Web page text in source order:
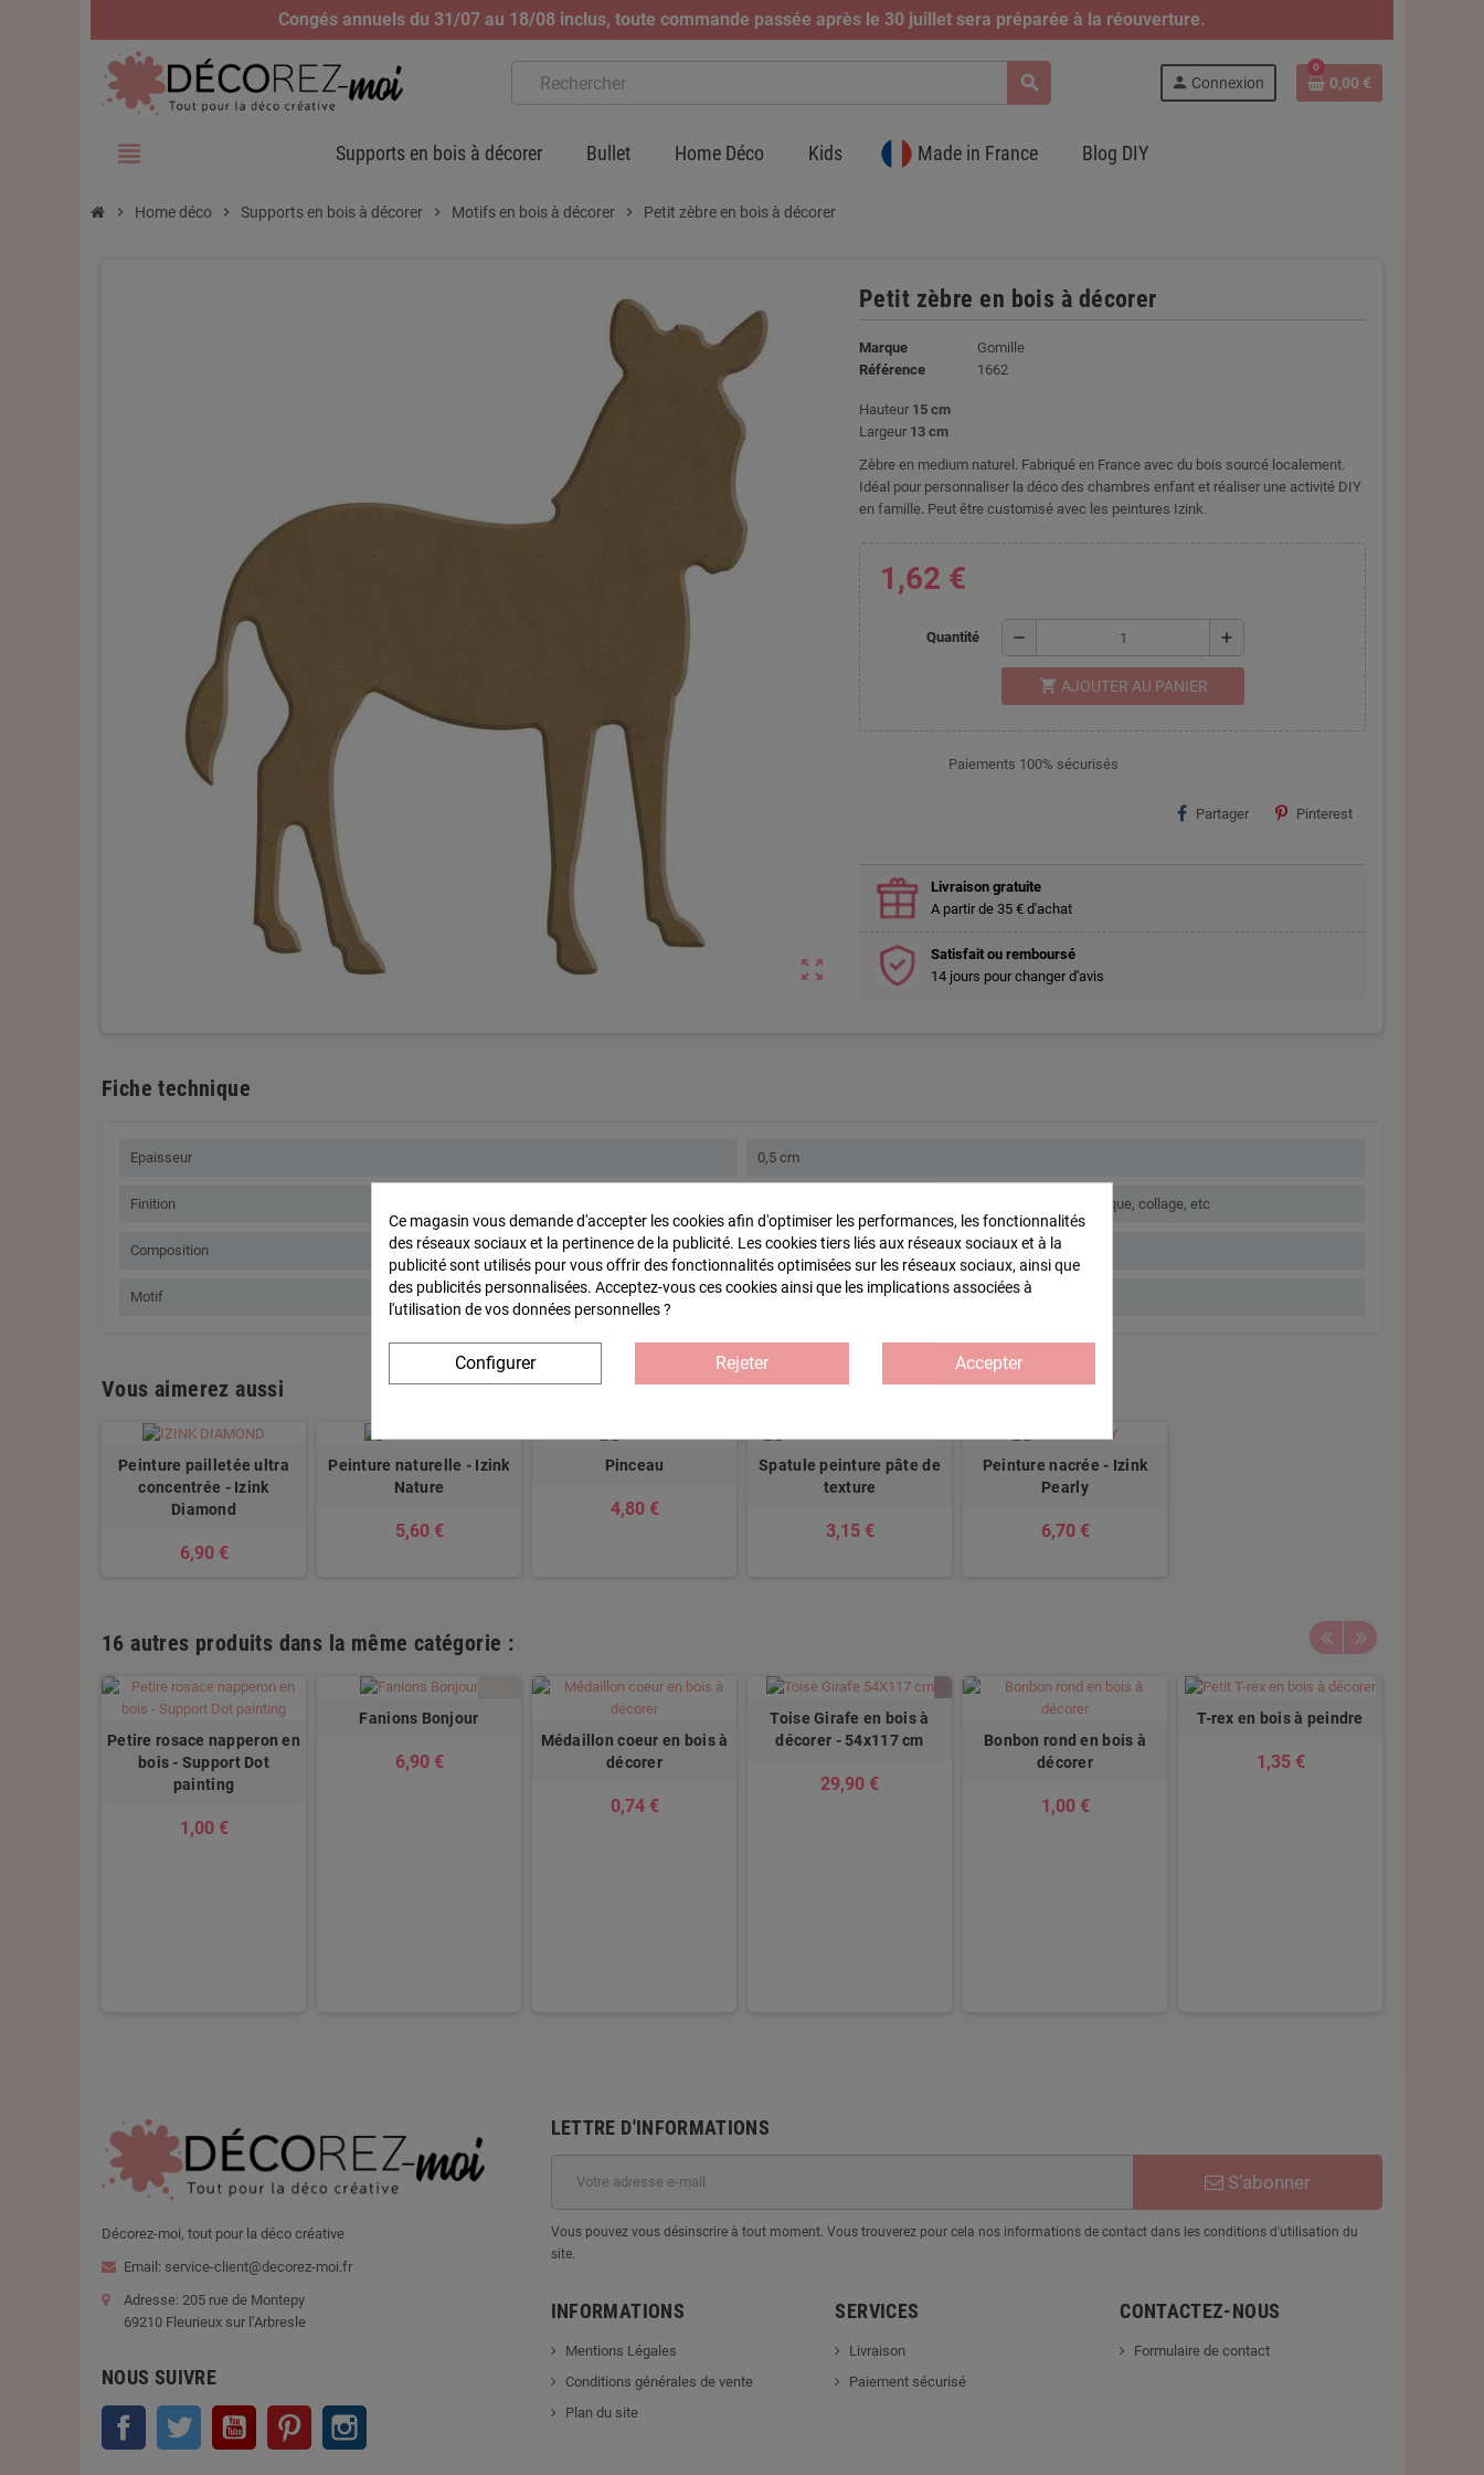
Congés annuels du 31/07 au 18/08 inclus, toute commande passée après le 30 juillet sera préparée à la réouverture.
search person Connexion
0
0,00 €
view_headline Supports en bois à décorer Bullet Home Déco Kids Made in France Blog DIY
chevron_right Home déco chevron_right Supports en bois à décorer chevron_right Motifs en bois à décorer chevron_right Petit zèbre en bois à décorer
zoom_out_map
Petit zèbre en bois à décorer
Marque
Gomille
Référence
1662
Hauteur15 cm
Largeur13 cm
Zèbre en medium naturel. Fabriqué en France avec du bois sourcé localement.
Idéal pour personnaliser la déco des chambres enfant et réaliser une activité DIY
en famille. Peut être customisé avec les peintures Izink.
1,62 €
Quantité remove add
shopping_cart AJOUTER AU PANIER
Paiements 100% sécurisés
Partager Pinterest
Livraison gratuite
A partir de 35 € d'achat
Satisfait ou remboursé
14 jours pour changer d'avis
Fiche technique
Epaisseur 0,5 cm
Finition Tous types de finitions possibles, peinture, papier, mosaïque, collage, etc
Composition Medium Certifié PEFC 100%
Motif Savane
Vous aimerez aussi
Peinture pailletée ultra
concentrée - Izink
Diamond
6,90 €
Peinture naturelle - Izink
Nature
5,60 €
Pinceau
4,80 €
Spatule peinture pâte de
texture
3,15 €
Peinture nacrée - Izink
Pearly
6,70 €
16 autres produits dans la même catégorie :
Petire rosace napperon en
bois - Support Dot
painting
1,00 €
Fanions Bonjour
6,90 €
Médaillon coeur en bois à
décorer
0,74 €
Toise Girafe en bois à
décorer - 54x117 cm
29,90 €
Bonbon rond en bois à
décorer
1,00 €
T-rex en bois à peindre
1,35 €
Décorez-moi, tout pour la déco créative
Email: service-client@decorez-moi.fr
Adresse: 205 rue de Montepy
69210 Fleurieux sur l’Arbresle
NOUS SUIVRE
Facebook Twitter YouTube Pinterest
LETTRE D'INFORMATIONS
S’abonner
Vous pouvez vous désinscrire à tout moment. Vous trouverez pour cela nos informations de contact dans les conditions d'utilisation du
site.
INFORMATIONS
Mentions Légales
Conditions générales de vente
Plan du site
SERVICES
Livraison
Paiement sécurisé
CONTACTEZ-NOUS
Formulaire de contact
Ce magasin vous demande d'accepter les cookies afin d'optimiser les performances, les fonctionnalités
des réseaux sociaux et la pertinence de la publicité. Les cookies tiers liés aux réseaux sociaux et à la
publicité sont utilisés pour vous offrir des fonctionnalités optimisées sur les réseaux sociaux, ainsi que
des publicités personnalisées. Acceptez-vous ces cookies ainsi que les implications associées à
l'utilisation de vos données personnelles ?
Configurer Rejeter Accepter